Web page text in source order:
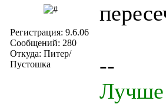
Регистрация: 9.6.06
Сообщений: 280
Откуда: Питер/
Пустошка
--
Лучше